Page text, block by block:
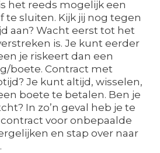
het reeds mogelijk een
te sluiten. Kijk jij nog tegen
aan? Wacht eerst tot het
is. Je kunt eerder
je riskeert dan een
boete. Contract met
Je kunt altijd, wisselen,
boete te betalen. Ben je
In zo’n geval heb je te
voor onbepaalde
en stap over naar